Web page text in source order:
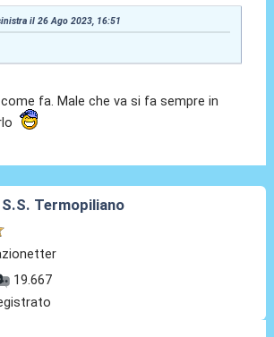
il 26 Ago 2023, 16:51
fa. Male che va si fa sempre in
S.S. Termopiliano
19.667